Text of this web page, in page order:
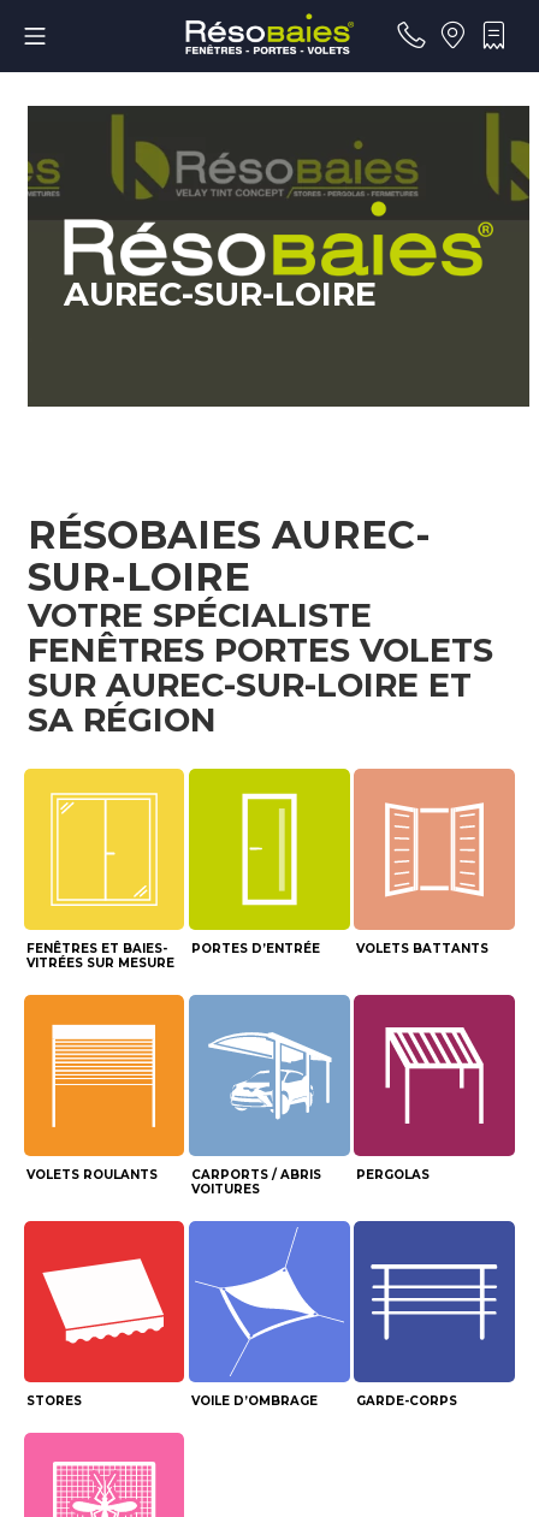
AUREC-SUR-LOIRE
RÉSOBAIES AUREC-
SUR-LOIRE
VOTRE SPÉCIALISTE
FENÊTRES PORTES VOLETS
SUR AUREC-SUR-LOIRE ET
SA RÉGION
FENÊTRES ET BAIES-
VITRÉES SUR MESURE
PORTES D’ENTRÉE VOLETS BATTANTS
VOLETS ROULANTS
CARPORTS / ABRIS
VOITURES
PERGOLAS
STORES VOILE D’OMBRAGE GARDE-CORPS